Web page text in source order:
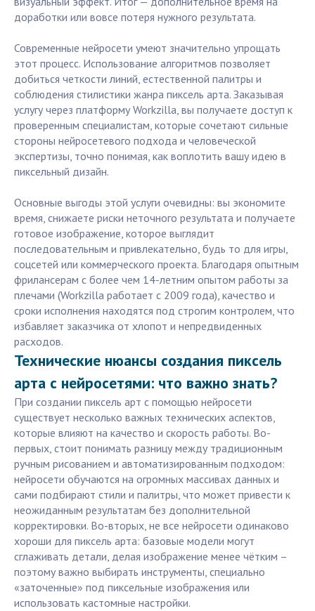
доработки или вовсе потеря нужного результата.
Современные нейросети умеют значительно упрощать
этот процесс. Использование алгоритмов позволяет
добиться четкости линий, естественной палитры и
соблюдения стилистики жанра пиксель арта. Заказывая
услугу через платформу Workzilla, вы получаете доступ к
проверенным специалистам, которые сочетают сильные
стороны нейросетевого подхода и человеческой
экспертизы, точно понимая, как воплотить вашу идею в
пиксельный дизайн.
Основные выгоды этой услуги очевидны: вы экономите
время, снижаете риски неточного результата и получаете
готовое изображение, которое выглядит
последовательным и привлекательно, будь то для игры,
соцсетей или коммерческого проекта. Благодаря опытным
фрилансерам с более чем 14-летним опытом работы за
плечами (Workzilla работает с 2009 года), качество и
сроки исполнения находятся под строгим контролем, что
избавляет заказчика от хлопот и непредвиденных
расходов.
Технические нюансы создания пиксель
арта с нейросетями: что важно знать?
При создании пиксель арт с помощью нейросети
существует несколько важных технических аспектов,
которые влияют на качество и скорость работы. Во-
первых, стоит понимать разницу между традиционным
ручным рисованием и автоматизированным подходом:
нейросети обучаются на огромных массивах данных и
сами подбирают стили и палитры, что может привести к
неожиданным результатам без дополнительной
корректировки. Во-вторых, не все нейросети одинаково
хороши для пиксель арта: базовые модели могут
сглаживать детали, делая изображение менее чётким –
поэтому важно выбирать инструменты, специально
«заточенные» под пиксельные изображения или
использовать кастомные настройки.